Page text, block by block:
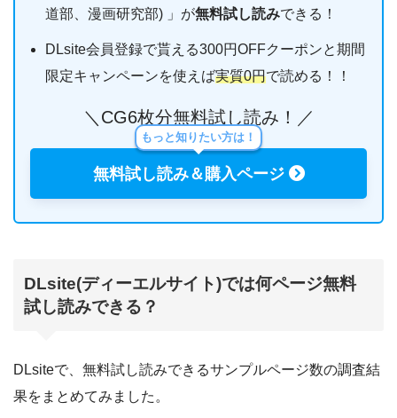
道部、漫画研究部) 」が無料試し読みできる！
DLsite会員登録で貰える300円OFFクーポンと期間
限定キャンペーンを使えば実質0円で読める！！
＼CG6枚分無料試し読み！／
無料試し読み＆購入ページ
もっと知りたい方は！
DLsite(ディーエルサイト)では何ページ無料
試し読みできる？
DLsiteで、無料試し読みできるサンプルページ数の調査結
果をまとめてみました。